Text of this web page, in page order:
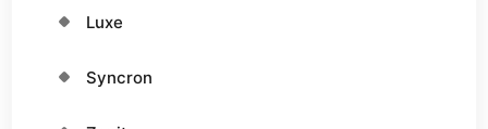
Luxe
Syncron